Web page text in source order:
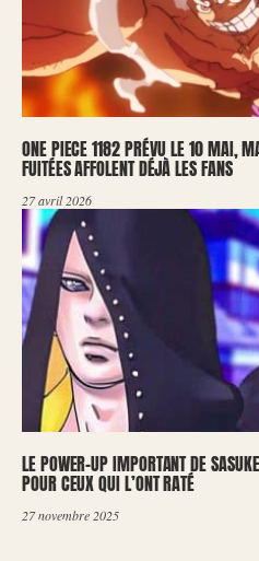
ONE PIECE 1182 PRÉVU LE 10 MAI,
FUITÉES AFFOLENT DÉJÀ LES FANS
27 avril 2026
LE POWER-UP IMPORTANT DE
POUR CEUX QUI L’ONT RATÉ
27 novembre 2025